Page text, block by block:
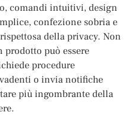
comandi intuitivi, design
confezione sobria e
della privacy. Non
può essere
procedure
o invia notifiche
più ingombrante della